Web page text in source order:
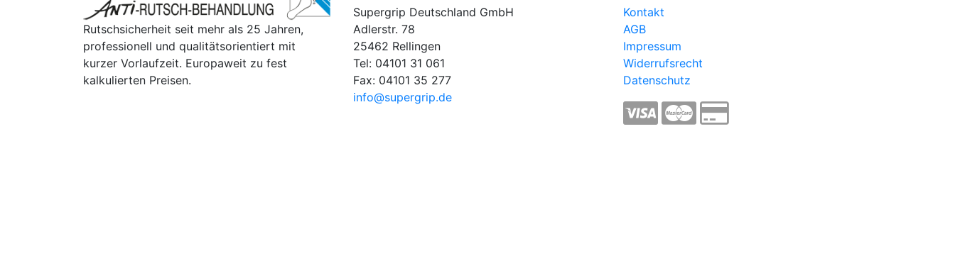
Rutschsicherheit seit mehr als 25 Jahren,
professionell und qualitätsorientiert mit
kurzer Vorlaufzeit. Europaweit zu fest
kalkulierten Preisen.
Supergrip Deutschland GmbH
Adlerstr. 78
25462 Rellingen
Tel: 04101 31 061
Fax: 04101 35 277
info@supergrip.de
Kontakt
AGB
Impressum
Widerrufsrecht
Datenschutz